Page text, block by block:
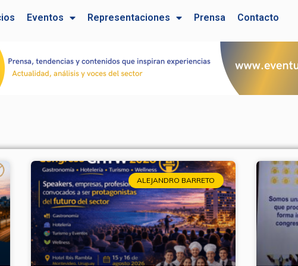
Eventos Representaciones Prensa Contacto
ALEJANDRO BARRETO
PagePage